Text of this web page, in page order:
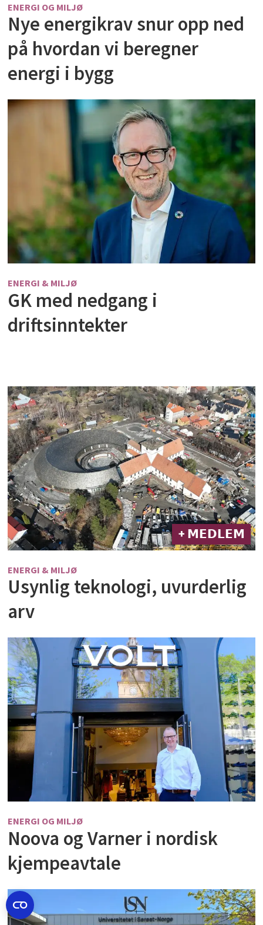
ENERGI OG MILJØ
Nye energikrav snur opp ned
på hvordan vi beregner
energi i bygg
ENERGI & MILJØ
GK med nedgang i
driftsinntekter
+ 𝗠𝗘𝗗𝗟𝗘𝗠
ENERGI & MILJØ
Usynlig teknologi, uvurderlig
arv
ENERGI OG MILJØ
Noova og Varner i nordisk
kjempeavtale